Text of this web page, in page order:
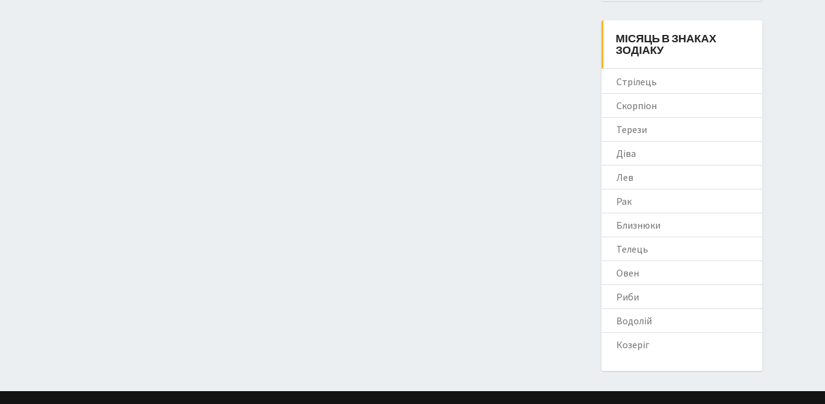
МІСЯЦЬ В ЗНАКАХ
ЗОДІАКУ
Стрілець
Скорпіон
Терези
Діва
Лев
Рак
Близнюки
Телець
Овен
Риби
Водолій
Козеріг